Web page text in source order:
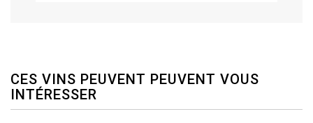
CES VINS PEUVENT PEUVENT VOUS
INTÉRESSER